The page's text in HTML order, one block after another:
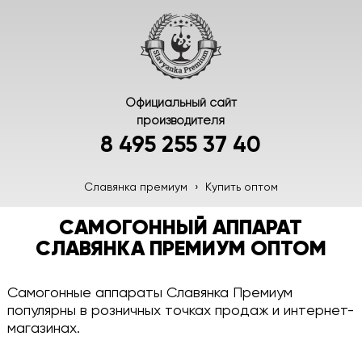
Официальный сайт
производителя
8 495 255 37 40
Славянка премиум › Купить оптом
САМОГОННЫЙ АППАРАТ
СЛАВЯНКА ПРЕМИУМ ОПТОМ
Самогонные аппараты Славянка Премиум
популярны в розничных точках продаж и интернет-
магазинах.